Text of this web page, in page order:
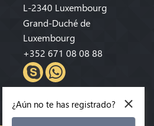
L-2340 Luxembourg
Grand-Duché de
Luxembourg
+352 671 08 08 88
×
¿Aún no te has registrado?